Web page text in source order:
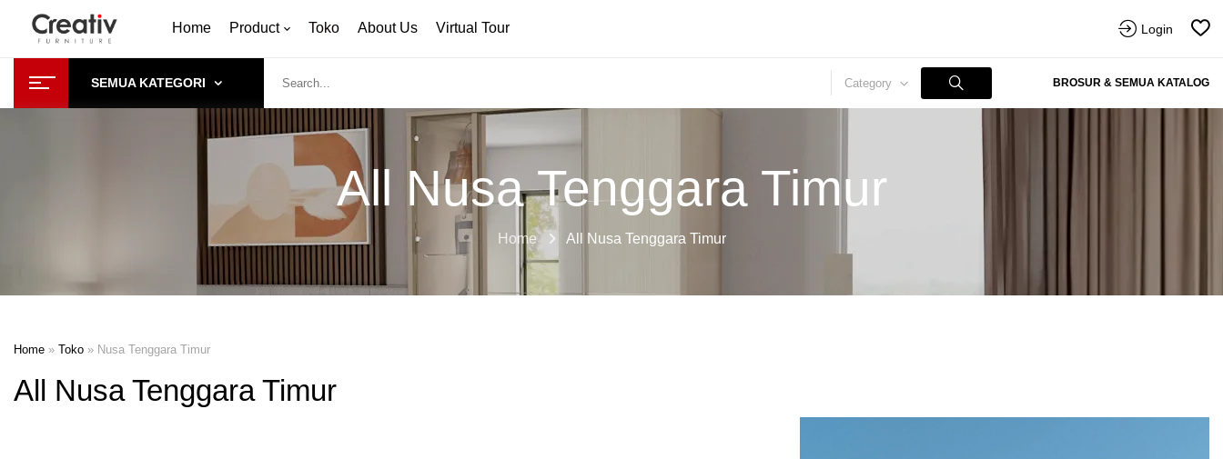
Home Product Toko About Us Virtual Tour Login
SEMUA KATEGORI Category BROSUR & SEMUA KATALOG
All Nusa Tenggara Timur
Home All Nusa Tenggara Timur
Home » Toko » Nusa Tenggara Timur
All Nusa Tenggara Timur